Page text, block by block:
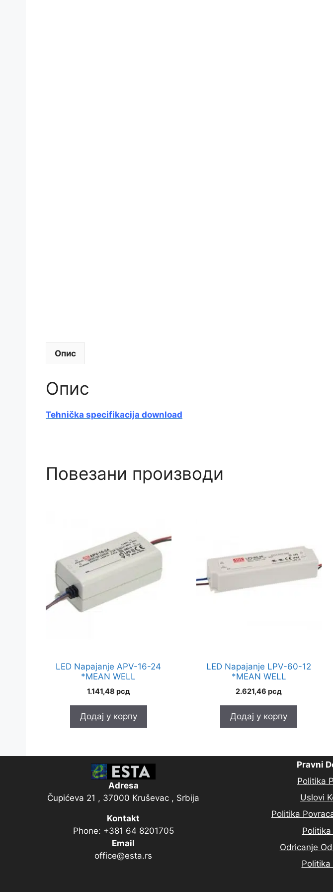
Опис
Опис
Tehnička specifikacija download
Повезани производи
LED Napajanje APV-16-24
*MEAN WELL
1.141,48 рсд
Додај у корпу
LED Napajanje LPV-60-12
*MEAN WELL
2.621,46рсд
Додај у корпу
Adresa
Čupićeva 21 , 37000 Kruševac , Srbija
Kontakt
Phone: +381 64 8201705
Email
office@esta.rs
Pravni
Politika
Uslovi
Politika
Politika
Odricanje
Politika